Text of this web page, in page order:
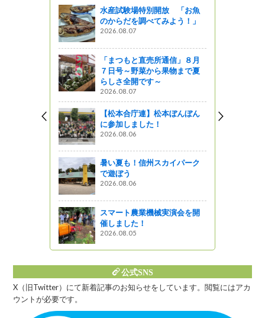
水産試験場特別開放 「お魚
のからだを調べてみよう！」
2026.08.07
「まつもと直売所通信」８月
７日号～野菜から果物まで夏
らしさ全開です～
2026.08.07
【松本合庁連】松本ぼんぼん
に参加しました！
2026.08.06
暑い夏も！信州スカイパーク
で遊ぼう
2026.08.06
スマート農業機械実演会を開
催しました！
2026.08.05
公式SNS
X（旧Twitter）にて新着記事のお知らせをしています。閲覧にはアカ
ウントが必要です。